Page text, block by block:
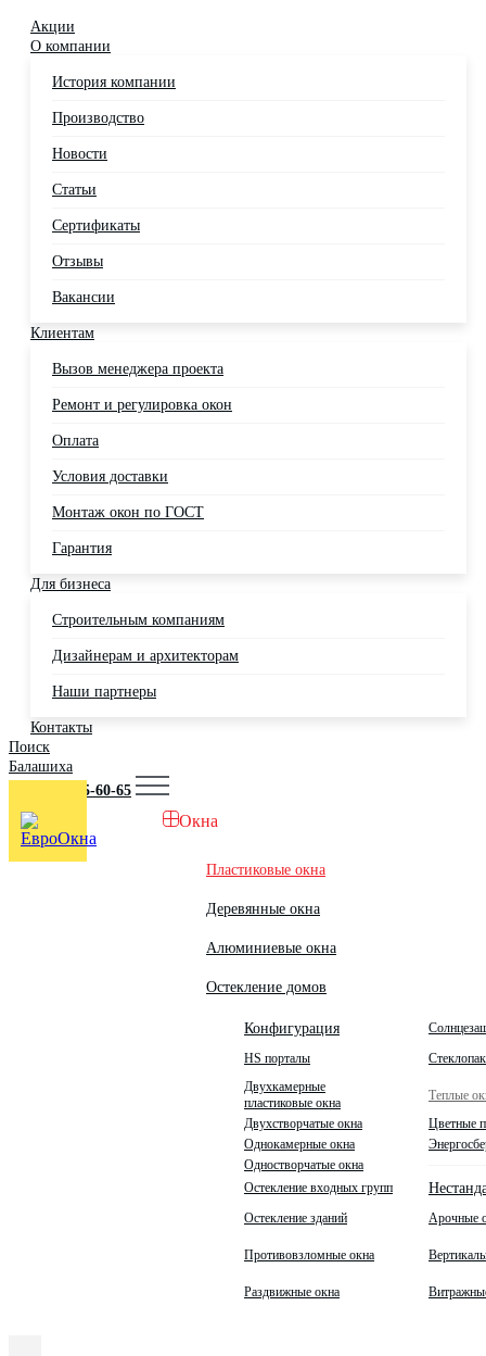
Акции
О компании
История компании
Производство
Новости
Статьи
Сертификаты
Отзывы
Вакансии
Клиентам
Вызов менеджера проекта
Ремонт и регулировка окон
Оплата
Условия доставки
Монтаж окон по ГОСТ
Гарантия
Для бизнеса
Строительным компаниям
Дизайнерам и архитекторам
Наши партнеры
Контакты
Поиск
Балашиха
+7 (495) 725-60-65
Окна
Пластиковые окна
Деревянные окна
Алюминиевые окна
Остекление домов
Конфигурация
HS порталы
Двухкамерные
пластиковые окна
Двухстворчатые окна
Однокамерные окна
Одностворчатые окна
Остекление входных групп
Остекление зданий
Противовзломные окна
Раздвижные окна
Теплые
Цветные
Арочные